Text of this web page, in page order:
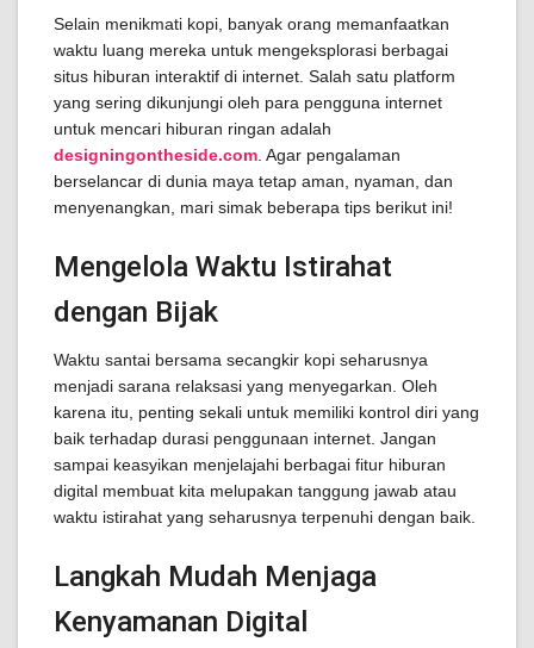
Selain menikmati kopi, banyak orang memanfaatkan
waktu luang mereka untuk mengeksplorasi berbagai
situs hiburan interaktif di internet. Salah satu platform
yang sering dikunjungi oleh para pengguna internet
untuk mencari hiburan ringan adalah
designingontheside.com . Agar pengalaman
berselancar di dunia maya tetap aman, nyaman, dan
menyenangkan, mari simak beberapa tips berikut ini!
Mengelola Waktu Istirahat
dengan Bijak
Waktu santai bersama secangkir kopi seharusnya
menjadi sarana relaksasi yang menyegarkan. Oleh
karena itu, penting sekali untuk memiliki kontrol diri yang
baik terhadap durasi penggunaan internet. Jangan
sampai keasyikan menjelajahi berbagai fitur hiburan
digital membuat kita melupakan tanggung jawab atau
waktu istirahat yang seharusnya terpenuhi dengan baik.
Langkah Mudah Menjaga
Kenyamanan Digital